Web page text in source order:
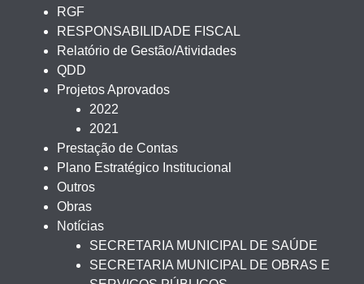
RGF
RESPONSABILIDADE FISCAL
Relatório de Gestão/Atividades
QDD
Projetos Aprovados
2022
2021
Prestação de Contas
Plano Estratégico Institucional
Outros
Obras
Notícias
SECRETARIA MUNICIPAL DE SAÚDE
SECRETARIA MUNICIPAL DE OBRAS E